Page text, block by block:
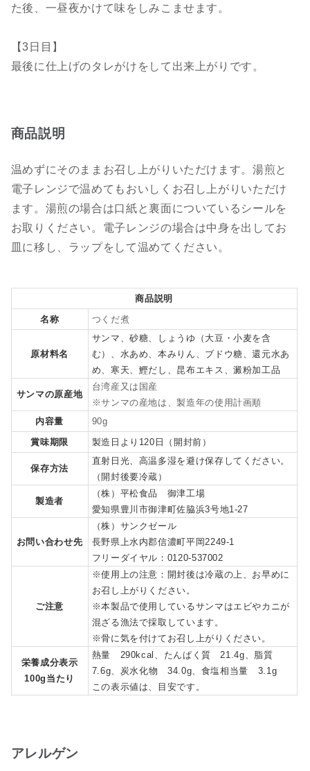
た後、一昼夜かけて味をしみこませます。
【3日目】
最後に仕上げのタレがけをして出来上がりです。
商品説明
温めずにそのままお召し上がりいただけます。湯煎と
電子レンジで温めてもおいしくお召し上がりいただけ
ます。湯煎の場合は口紙と裏面についているシールを
お取りください。電子レンジの場合は中身を出してお
皿に移し、ラップをして温めてください。
商品説明
名称
つくだ煮
原材料名
サンマ、砂糖、しょうゆ（大豆・小麦を含
む）、水あめ、本みりん、ブドウ糖、還元水あ
め、寒天、鰹だし、昆布エキス、澱粉加工品
サンマの原産地
台湾産又は国産
※サンマの産地は、製造年の使用計画順
内容量
90g
賞味期限
製造日より120日（開封前）
保存方法
直射日光、高温多湿を避け保存してください。
（開封後要冷蔵）
製造者
（株）平松食品 御津工場
愛知県豊川市御津町佐脇浜3号地1-27
お問い合わせ先
（株）サンクゼール
長野県上水内郡信濃町平岡2249-1
フリーダイヤル：0120-537002
ご注意
※使用上の注意：開封後は冷蔵の上、お早めに
お召し上がりください。
※本製品で使用しているサンマはエビやカニが
混ざる漁法で採取しています。
※骨に気を付けてお召し上がりください。
栄養成分表示
100g当たり
熱量 290kcal、たんぱく質 21.4g、脂質
7.6g、炭水化物 34.0g、食塩相当量 3.1g
この表示値は、目安です。
アレルゲン